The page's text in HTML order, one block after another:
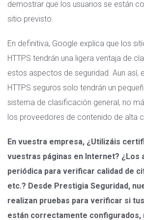
demostrar que los usuarios se están
sitio previsto.
En definitiva, Google explica que los
HTTPS tendrán una ligera ventaja de
estos aspectos de seguridad. Aun así,
HTTPS seguros solo tendrán un
sistema de clasificación general, no
los proveedores de contenido de alta
En vuestra empresa, ¿Utilizáis
vuestras páginas en Internet? ¿Los
periódica para verificar calidad de
etc.? Desde Prestigia Seguridad,
realizan pruebas para verificar si
están correctamente configurados,